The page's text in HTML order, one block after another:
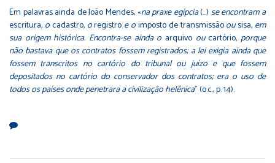
Em palavras ainda de João Mendes, «na praxe egípcia(…) se encontram a
escritura, ocadastro, oregistro e oimposto de transmissãoousisa, em
sua origem histórica. Encontra-se ainda o arquivo oucartório, porque
não bastava que os contratos fossem registrados; a lei exigia ainda que
fossem transcritos no cartório do tribunal ou juízo e que fossem
depositados no cartório do conservador dos contratos; era o uso de
todos os países onde penetrara a civilização helênica" (o.c., p. 14).